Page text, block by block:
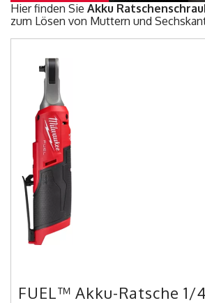
Hier finden Sie Akku
zum Lösen von Muttern und
FUEL™ Akku-Ratsche 1/